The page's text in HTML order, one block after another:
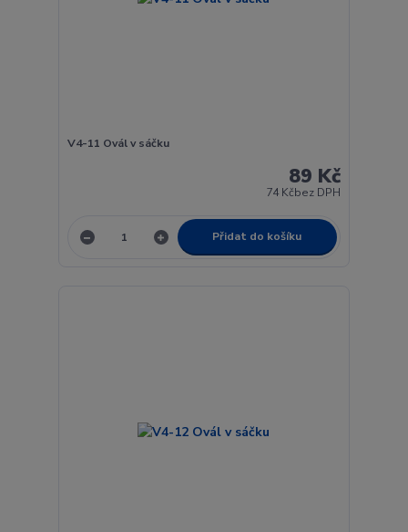
V4-11 Ovál v sáčku
89 Kč
74 Kčbez DPH
Přidat do košíku